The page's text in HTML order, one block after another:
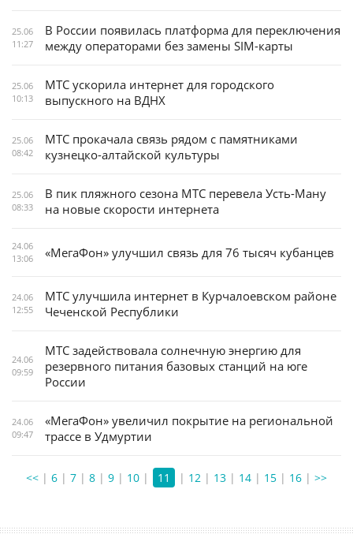
25.06
11:27
В России появилась платформа для переключения
между операторами без замены SIM-карты
25.06
10:13
МТС ускорила интернет для городского
выпускного на ВДНХ
25.06
08:42
МТС прокачала связь рядом с памятниками
кузнецко-алтайской культуры
25.06
08:33
В пик пляжного сезона МТС перевела Усть-Ману
на новые скорости интернета
24.06
13:06
«МегаФон» улучшил связь для 76 тысяч кубанцев
24.06
12:55
МТС улучшила интернет в Курчалоевском районе
Чеченской Республики
24.06
09:59
МТС задействовала солнечную энергию для
резервного питания базовых станций на юге
России
24.06
09:47
«МегаФон» увеличил покрытие на региональной
трассе в Удмуртии
<< | 6 | 7 | 8 | 9 | 10 | 11 | 12 | 13 | 14 | 15 | 16 | >>